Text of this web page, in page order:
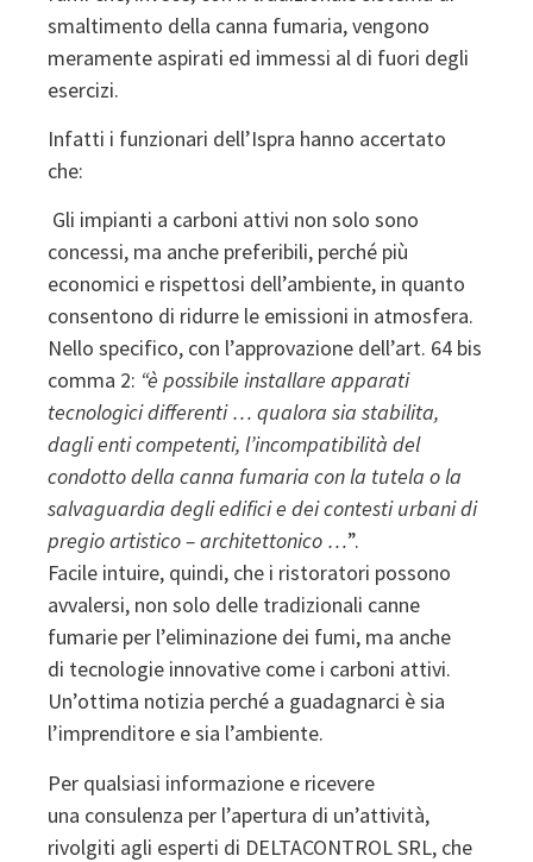
smaltimento della canna fumaria, vengono
meramente aspirati ed immessi al di fuori degli
esercizi.
Infatti i funzionari dell’Ispra hanno accertato
che:
Gli impianti a carboni attivi non solo sono
concessi, ma anche preferibili, perché più
economici e rispettosi dell’ambiente, in quanto
consentono di ridurre le emissioni in atmosfera.
Nello specifico, con l’approvazione dell’art. 64 bis
comma 2: “è possibile installare apparati
tecnologici differenti … qualora sia stabilita,
dagli enti competenti, l’incompatibilità del
condotto della canna fumaria con la tutela o la
salvaguardia degli edifici e dei contesti urbani di
pregio artistico – architettonico …”.
Facile intuire, quindi, che i ristoratori possono
avvalersi, non solo delle tradizionali canne
fumarie per l’eliminazione dei fumi, ma anche
di tecnologie innovative come i carboni attivi.
Un’ottima notizia perché a guadagnarci è sia
l’imprenditore e sia l’ambiente.
Per qualsiasi informazione e ricevere
una consulenza per l’apertura di un’attività,
rivolgiti agli esperti di DELTACONTROL SRL, che